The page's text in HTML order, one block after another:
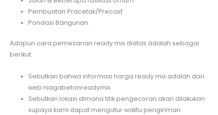
Pembuatan Pracetak/Precast
Pondasi Bangunan.
Adapun cara pemesanan ready mix diatas adalah sebagai
berikut:
Sebutkan bahwa informasi harga ready mix adalah dari
web niagabetonreadymix
Sebutkan lokasi dimana titik pengecoran akan dilakukan
supaya kami dapat mengatur waktu pengiriman